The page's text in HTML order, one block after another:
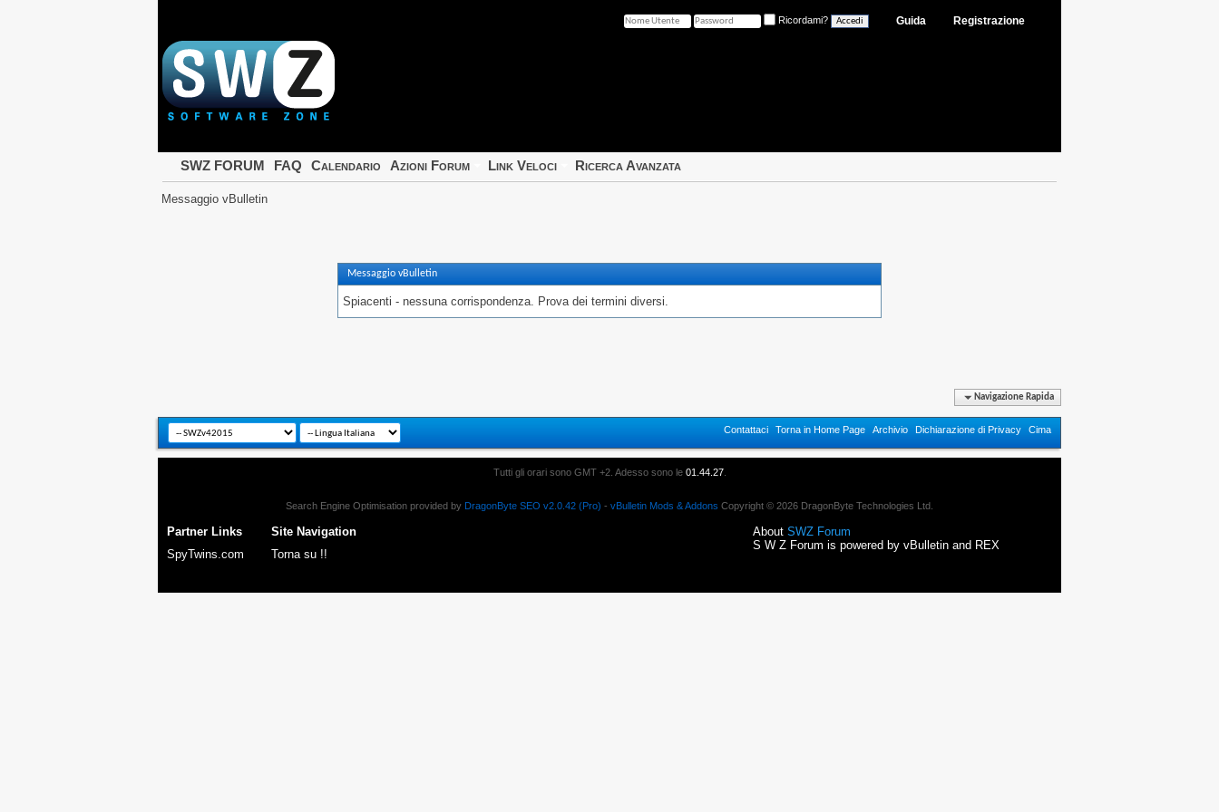
Registrazione
Guida
Ricordami?
SWZ FORUM FAQ Calendario Azioni Forum Link Veloci Ricerca Avanzata
Messaggio vBulletin
Messaggio vBulletin
Spiacenti - nessuna corrispondenza. Prova dei termini diversi.
Navigazione Rapida
Contattaci Torna in Home Page Archivio Dichiarazione di Privacy Cima
Tutti gli orari sono GMT +2. Adesso sono le 01.44.27.
Search Engine Optimisation provided by DragonByte SEO v2.0.42 (Pro) - vBulletin Mods & Addons Copyright © 2026 DragonByte Technologies Ltd.
Partner Links
SpyTwins.com
Site Navigation
Torna su !!
About SWZ Forum
S W Z Forum is powered by vBulletin and REX